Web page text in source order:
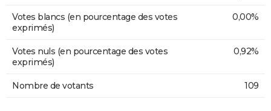
Votes blancs (en pourcentage des votes
exprimés)
0,00%
Votes nuls (en pourcentage des votes
exprimés)
0,92%
Nombre de votants 109